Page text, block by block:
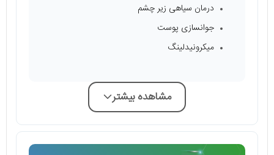
درمان سیاهی زیر چشم
جوانسازی پوست
میکرونیدلینگ
مشاهده بیشتر